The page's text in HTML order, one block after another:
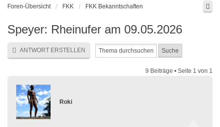
Foren-Übersicht FKK FKK Bekanntschaften
Speyer: Rheinufer am 09.05.2026
ANTWORT ERSTELLEN
9 Beiträge • Seite 1 von 1
Roki